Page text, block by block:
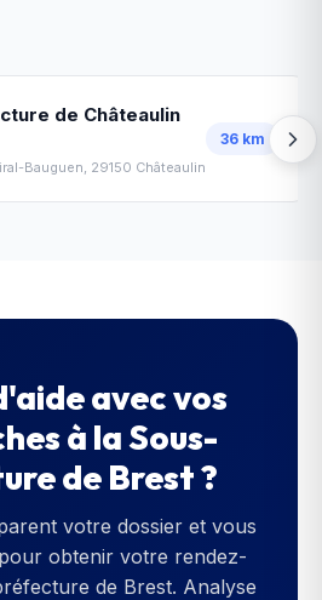
de Châteaulin
Bauguen, 29150 Châteaulin
36 km
avec vos
à laSous-
de Brest?
votre dossier et vous
obtenir votre rendez-
de Brest. Analyse